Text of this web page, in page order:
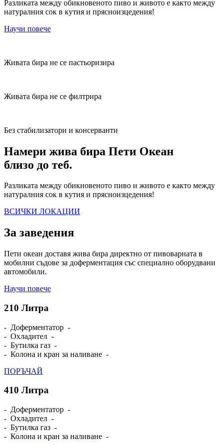
Разликата между обикновеното пиво и живото е както между
натуралния сок в кутия и прясноизцедения!
Научи повече
Живата бира не се пастьоризира
Живата бира не се филтрира
Без стабилизатори и консерванти
Намери жива бира Пети Океан
близо до теб.
Разликата между обикновеното пиво и живото е както между
натуралния сок в кутия и прясноизцедения!
ВСИЧКИ ЛОКАЦИИ
За заведения
Пети океан доставя жива бира директно от пивоварната в
мобилни съдове за доферментация със специално оборудвани
автомобили.
Научи повече
210 Литра
- Доферментатор -
- Охладител -
- Бутилка газ -
- Колона и кран за наливане -
ПОРЪЧАЙ
410 Литра
- Доферментатор -
- Охладител -
- Бутилка газ -
- Колона и кран за наливане -